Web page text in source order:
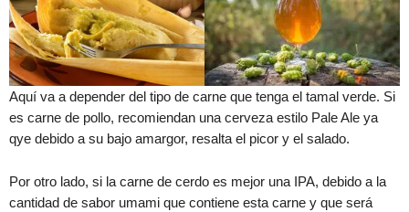
Aquí va a depender del tipo de carne que tenga el tamal verde. Si
es carne de pollo, recomiendan una cerveza estilo Pale Ale ya
qye debido a su bajo amargor, resalta el picor y el salado.
Por otro lado, si la carne de cerdo es mejor una IPA, debido a la
cantidad de sabor umami que contiene esta carne y que será